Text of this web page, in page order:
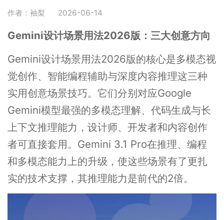
作者：袖梨 2026-06-14
Gemini设计场景用法2026版：三大创意方向
Gemini设计场景用法2026版的核心是多模态视
觉创作、智能编程辅助与深度内容推理这三种
实用创意场景技巧。它们分别对应Google
Gemini模型最强的多模态理解、代码生成与长
上下文推理能力，设计师、开发者和内容创作
者可直接套用。Gemini 3.1 Pro在推理、编程
和多模态能力上的升级，使这些场景有了更扎
实的技术支撑，其推理能力是前代的2倍。